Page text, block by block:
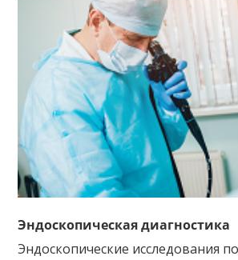
Эндоскопическая диагностика
Эндоскопические исследования